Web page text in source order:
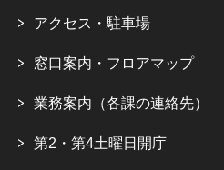
アクセス・駐車場
窓口案内・フロアマップ
業務案内（各課の連絡先）
第2・第4土曜日開庁